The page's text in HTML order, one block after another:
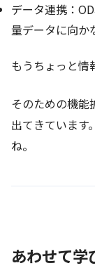
データ連携：
量データに向か
もうちょっと情
そのための機
出てきています
ね。
あわせて学